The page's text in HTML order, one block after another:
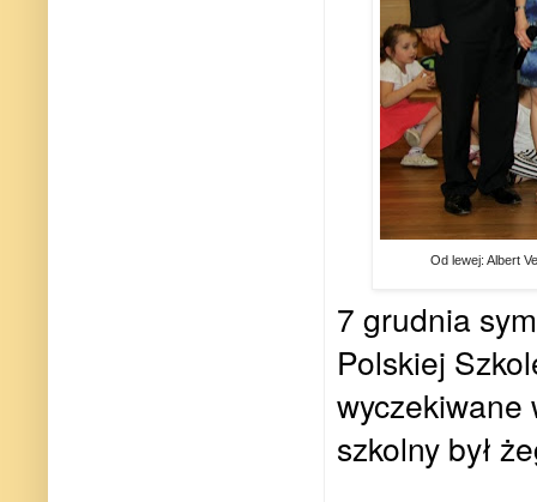
Od lewej: Albert
7 grudnia
Polskiej
szkolny był